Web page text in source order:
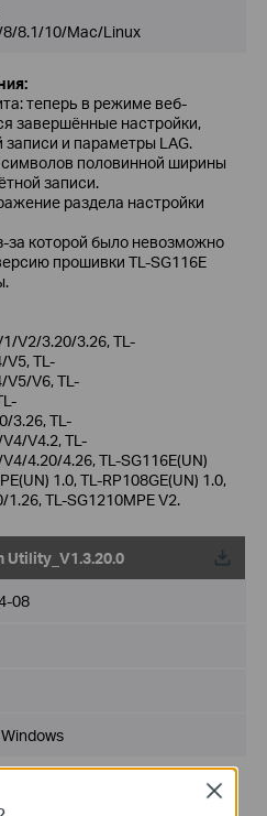
8.1/10/Mac/Linux
теперь в режиме веб-
завершённые настройки,
записи и параметры LAG.
половинной ширины
записи.
раздела настройки
за которой было невозможно
прошивки TL-SG116E
V2/3.20/3.26, TL-
V5, TL-
V5/V6, TL-
3.26, TL-
V4.2, TL-
4.20/4.26, TL-SG116E(UN)
1.0, TL-RP108GE(UN) 1.0,
TL-SG1210MPE V2.
Utility_V1.3.20.0
08
Close